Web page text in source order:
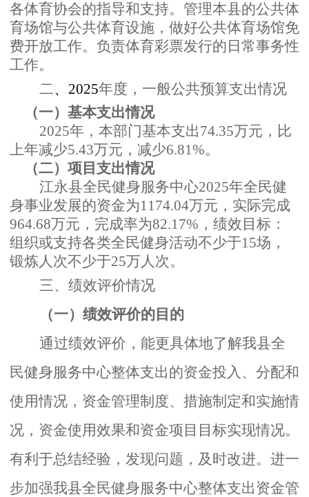
各体育协会的指导和支持。管理本县的公共体
育场馆与公共体育设施，做好公共体育场馆免
费开放工作。负责体育彩票发行的日常事务性
工作。
二、 2025年度，一般公共预算支出情况
（一）基本支出情况
2025年，本部门基本支出74.35万元，比
上年减少5.43万元，减少6.81%。
（二）项目支出情况
江永县全民健身服务中心2025年全民健
身事业发展的资金为1174.04万元，实际完成
964.68万元，完成率为82.17%，绩效目标：
组织或支持各类全民健身活动不少于15场，
锻炼人次不少于25万人次。
三、绩效评价情况
（一）绩效评价的目的
通过绩效评价，能更具体地了解我县全
民健身服务中心整体支出的资金投入、分配和
使用情况，资金管理制度、措施制定和实施情
况，资金使用效果和资金项目目标实现情况。
有利于总结经验，发现问题，及时改进。进一
步加强我县全民健身服务中心整体支出资金管